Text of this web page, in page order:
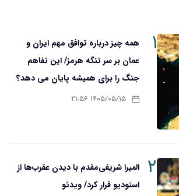
۱
همه چیز درباره توافق مهم ایران و
عمان بر سر تنگه هرمز/ این تفاهم
جنگ را برای همیشه پایان می دهد؟
۱۴۰۵/۰۵/۱۵ ۲۱:۵۶
۲
المیرا شریفی‌مقدم با دیدن عقرب‌ها از
استودیو فرار کرد/ ویدئو